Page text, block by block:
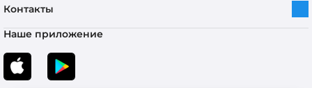
Контакты
Наше приложение